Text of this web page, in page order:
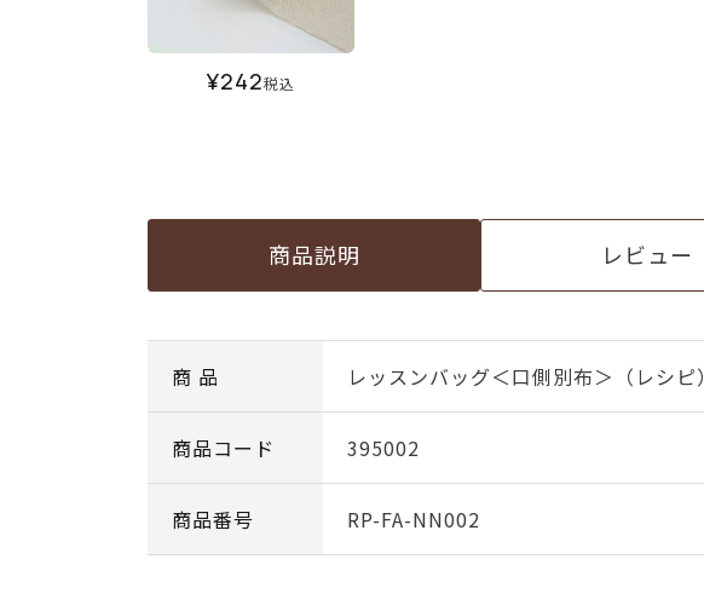
¥242税込
商品説明 レビュー
商 品 レッスンバッグ＜口側別布＞（レシピ）
商品コード 395002
商品番号 RP-FA-NN002